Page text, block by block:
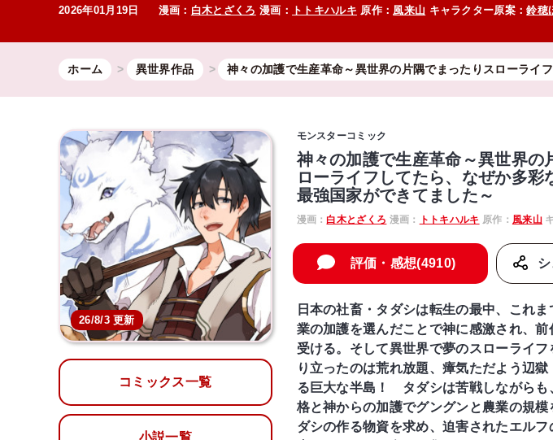
2026年01月19日 漫画： 白木とざくろ 漫画： トトキハルキ 原作： 風来山 キャラクター原案：鈴穂
ホーム 異世界作品 神々の加護で生産革命～異世界の片隅でまったりスローライ
26/8/3 更新
コミックス一覧
小説一覧
モンスターコミック
神々の加護で生産革命～異世界の
ローライフしてたら、なぜか多彩
最強国家ができてました～
漫画：白木とざくろ 漫画： トトキハルキ 原作： 風来山
評価・感想(4910)
日本の社畜・タダシは転生の最中、これ
業の加護を選んだことで神に感激され、
受ける。そして異世界で夢のスローライ
り立ったのは荒れ放題、瘴気ただよう辺
る巨大な半島！ タダシは苦戦しながらも
格と神からの加護でグングンと農業の規模
ダシの作る物資を求め、迫害されたエル